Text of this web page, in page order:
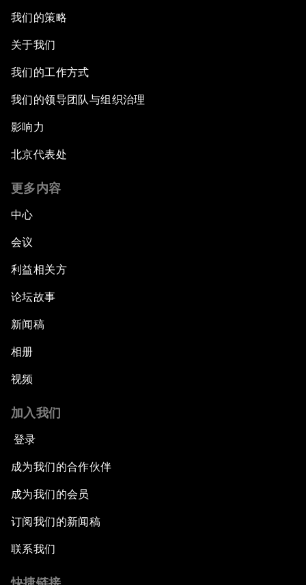
我们的策略
关于我们
我们的工作方式
我们的领导团队与组织治理
影响力
北京代表处
更多内容
中心
会议
利益相关方
论坛故事
新闻稿
相册
视频
加入我们
登录
成为我们的合作伙伴
成为我们的会员
订阅我们的新闻稿
联系我们